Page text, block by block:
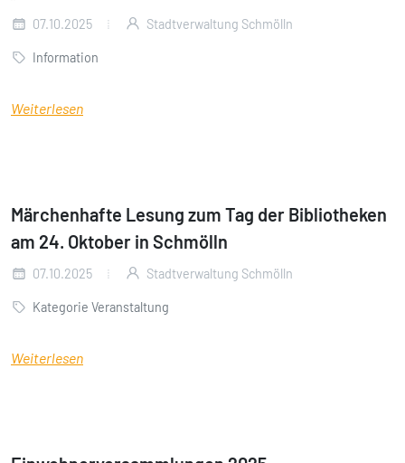
07.10.2025 Stadtverwaltung Schmölln
Information
Weiterlesen
Märchenhafte Lesung zum Tag der Bibliotheken
am 24. Oktober in Schmölln
07.10.2025 Stadtverwaltung Schmölln
Kategorie Veranstaltung
Weiterlesen